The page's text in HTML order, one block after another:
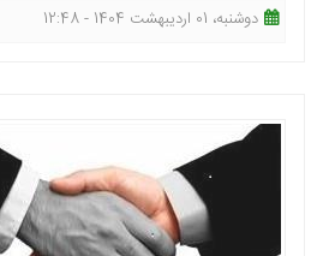
دوشنبه، 01 اردیبهشت 1404 - 12:48